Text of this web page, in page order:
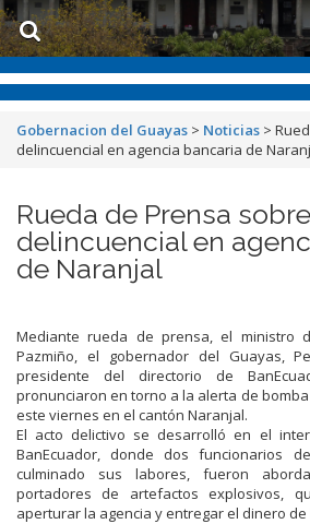
Gobernacion del Guayas > Noticias >
delincuencial en agencia bancaria de
Rueda de Prensa
delincuencial en
de Naranjal
Mediante rueda de prensa, el ministro
Pazmiño, el gobernador del Guayas,
presidente del directorio de
pronunciaron en torno a la alerta de
este viernes en el cantón Naranjal.
El acto delictivo se desarrolló en el
BanEcuador, donde dos funcionarios
culminado sus labores, fueron
portadores de artefactos explosivos,
aperturar la agencia y entregar el dinero